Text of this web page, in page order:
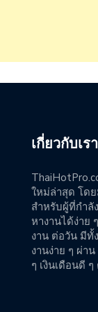
เกี่ยวกับเรา
ใหม่ล่าสุด โดย
สำหรับผู้ที่กำลั
หางานได้ง่าย
งาน ต่อวัน มีทั้
งานง่าย ๆ ผ่า
ๆ เงินเดือนดี